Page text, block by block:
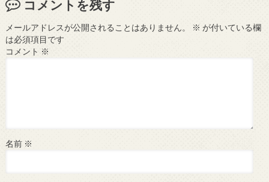
コメントを残す
メールアドレスが公開されることはありません。 ※ が付いている欄
は必須項目です
コメント ※
名前 ※